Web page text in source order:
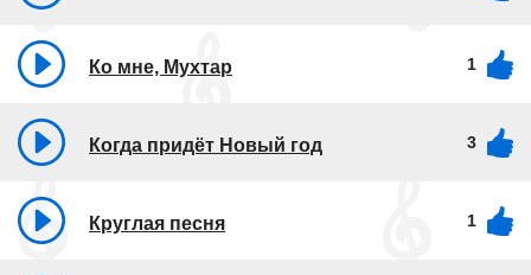
Ко мне, Мухтар 1
Когда придёт Новый год 3
Круглая песня 1